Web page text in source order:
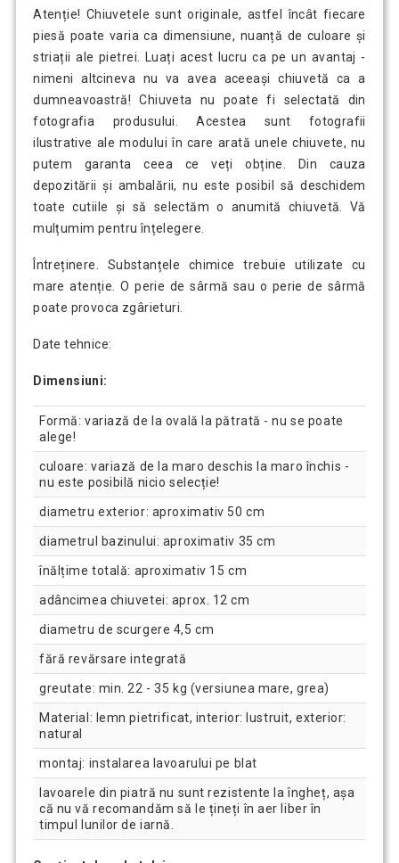
Atenție! Chiuvetele sunt originale, astfel încât fiecare
piesă poate varia ca dimensiune, nuanță de culoare și
striații ale pietrei. Luați acest lucru ca pe un avantaj -
nimeni altcineva nu va avea aceeași chiuvetă ca a
dumneavoastră! Chiuveta nu poate fi selectată din
fotografia produsului. Acestea sunt fotografii
ilustrative ale modului în care arată unele chiuvete, nu
putem garanta ceea ce veți obține. Din cauza
depozitării și ambalării, nu este posibil să deschidem
toate cutiile și să selectăm o anumită chiuvetă. Vă
mulțumim pentru înțelegere.
Întreținere. Substanțele chimice trebuie utilizate cu
mare atenție. O perie de sârmă sau o perie de sârmă
poate provoca zgârieturi.
Date tehnice:
Dimensiuni:
Formă: variază de la ovală la pătrată - nu se poate
alege!
culoare: variază de la maro deschis la maro închis -
nu este posibilă nicio selecție!
diametru exterior: aproximativ 50 cm
diametrul bazinului: aproximativ 35 cm
înălțime totală: aproximativ 15 cm
adâncimea chiuvetei: aprox. 12 cm
diametru de scurgere 4,5 cm
fără revărsare integrată
greutate: min. 22 - 35 kg (versiunea mare, grea)
Material: lemn pietrificat, interior: lustruit, exterior:
natural
montaj: instalarea lavoarului pe blat
lavoarele din piatră nu sunt rezistente la îngheț, așa
că nu vă recomandăm să le țineți în aer liber în
timpul lunilor de iarnă.